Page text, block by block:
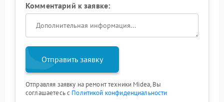
Комментарий к заявке:
Отправить заявку
Отправляя заявку на ремонт техники Midea, Вы
соглашаетесь с Политикой конфиденциальности